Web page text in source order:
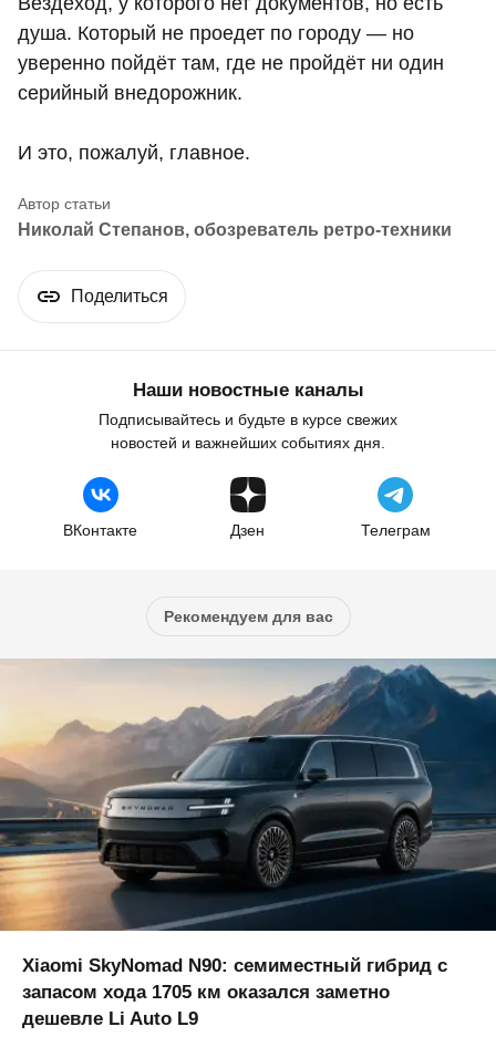
душа. Который не проедет по городу — но
уверенно пойдёт там, где не пройдёт ни один
серийный внедорожник.
И это, пожалуй, главное.
Николай Степанов, обозреватель ретро‑техники
Поделиться
Наши новостные каналы
Подписывайтесь и будьте в курсе свежих
новостей и важнейших событиях дня.
ВКонтакте Дзен Телеграм
Рекомендуем для вас
Xiaomi SkyNomad N90: семиместный гибрид с
запасом хода 1705 км оказался заметно
дешевле Li Auto L9